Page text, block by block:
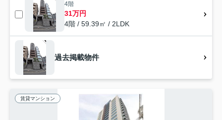
4階
31万円
4階 / 59.39㎡ / 2LDK
過去掲載物件
賃貸マンション